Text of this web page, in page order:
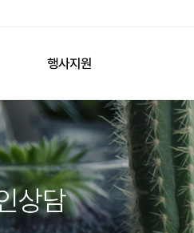
행사지원
상담